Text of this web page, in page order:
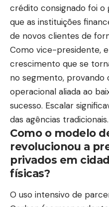
crédito consignado foi o
que as instituições
de novos clientes de
Como vice-presidente,
crescimento que se
no segmento, provando
operacional aliada ao
sucesso. Escalar
das agências tradicionais.
Como o modelo
revolucionou a
privados em
físicas?
O uso intensivo de